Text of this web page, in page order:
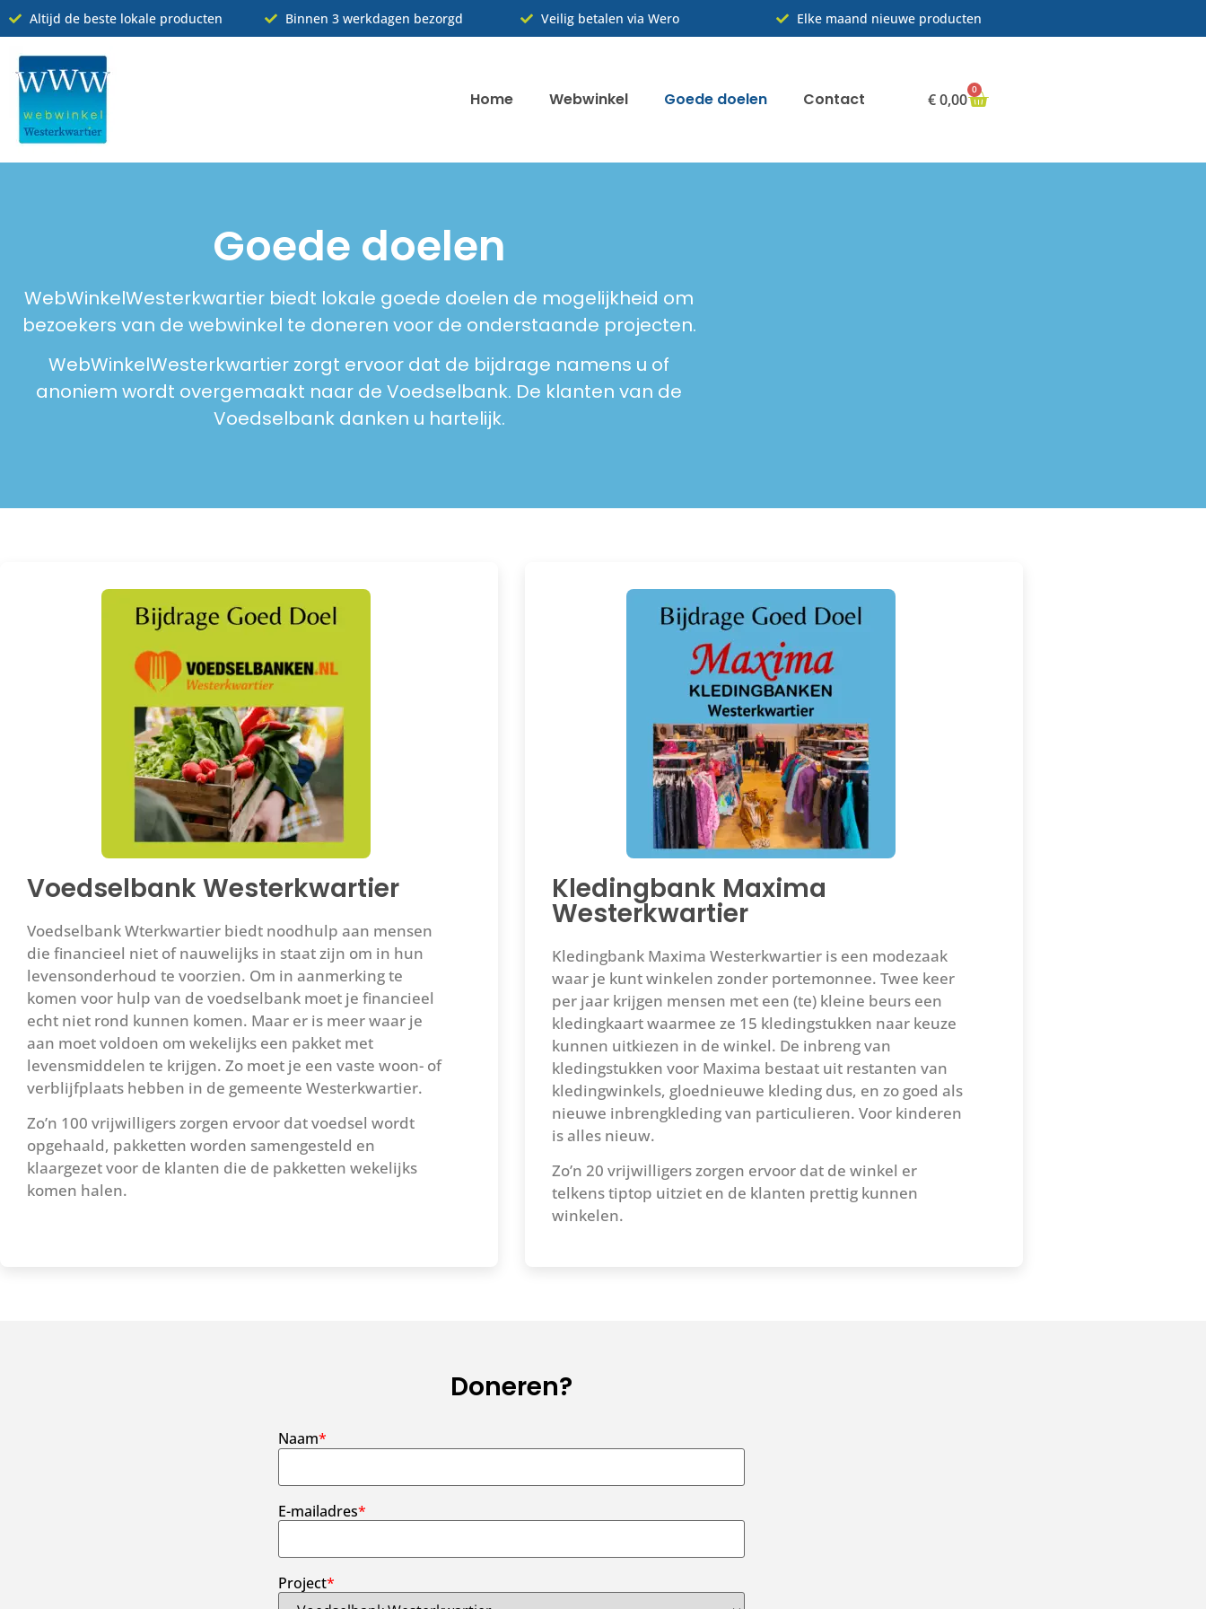
Altijd de beste lokale producten Binnen 3 werkdagen bezorgd Veilig betalen via Wero Elke maand nieuwe producten
Home Webwinkel Goede doelen Contact €0,00
0
Goede doelen
WebWinkelWesterkwartier biedt lokale goede doelen de mogelijkheid om
bezoekers van de webwinkel te doneren voor de onderstaande projecten.
WebWinkelWesterkwartier zorgt ervoor dat de bijdrage namens u of
anoniem wordt overgemaakt naar de Voedselbank. De klanten van de
Voedselbank danken u hartelijk.
Voedselbank Westerkwartier
Voedselbank Wterkwartier biedt noodhulp aan mensen
die financieel niet of nauwelijks in staat zijn om in hun
levensonderhoud te voorzien. Om in aanmerking te
komen voor hulp van de voedselbank moet je financieel
echt niet rond kunnen komen. Maar er is meer waar je
aan moet voldoen om wekelijks een pakket met
levensmiddelen te krijgen. Zo moet je een vaste woon- of
verblijfplaats hebben in de gemeente Westerkwartier.
Zo’n 100 vrijwilligers zorgen ervoor dat voedsel wordt
opgehaald, pakketten worden samengesteld en
klaargezet voor de klanten die de pakketten wekelijks
komen halen.
Kledingbank Maxima
Westerkwartier
Kledingbank Maxima Westerkwartier is een modezaak
waar je kunt winkelen zonder portemonnee. Twee keer
per jaar krijgen mensen met een (te) kleine beurs een
kledingkaart waarmee ze 15 kledingstukken naar keuze
kunnen uitkiezen in de winkel. De inbreng van
kledingstukken voor Maxima bestaat uit restanten van
kledingwinkels, gloednieuwe kleding dus, en zo goed als
nieuwe inbrengkleding van particulieren. Voor kinderen
is alles nieuw.
Zo’n 20 vrijwilligers zorgen ervoor dat de winkel er
telkens tiptop uitziet en de klanten prettig kunnen
winkelen.
Doneren?
Naam*
E-mailadres*
Project*